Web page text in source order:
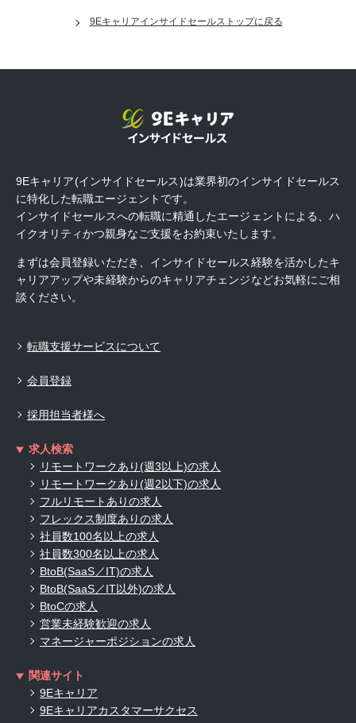
9Eキャリアインサイドセールストップに戻る
9Eキャリア(インサイドセールス)は業界初のインサイドセールス
に特化した転職エージェントです。
インサイドセールスへの転職に精通したエージェントによる、ハ
イクオリティかつ親身なご支援をお約束いたします。
まずは会員登録いただき、インサイドセールス経験を活かしたキ
ャリアアップや未経験からのキャリアチェンジなどお気軽にご相
談ください。
転職支援サービスについて
会員登録
採用担当者様へ
求人検索
リモートワークあり(週3以上)の求人
リモートワークあり(週2以下)の求人
フルリモートありの求人
フレックス制度ありの求人
社員数100名以上の求人
社員数300名以上の求人
BtoB(SaaS／IT)の求人
BtoB(SaaS／IT以外)の求人
BtoCの求人
営業未経験歓迎の求人
マネージャーポジションの求人
関連サイト
9Eキャリア
9Eキャリアカスタマーサクセス